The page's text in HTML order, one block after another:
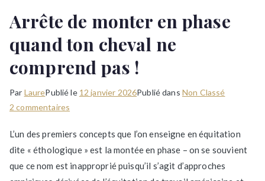
Arrête de monter en phase
quand ton cheval ne
comprend pas !
Par LaurePublié le 12 janvier 2026Publié dans Non Classé
2 commentaires
de
monter
en
L’un des premiers concepts que l’on enseigne en équitation
dite « éthologique » est la montée en phase – on se souvient
que ce nom est inapproprié puisqu’il s’agit d’approches